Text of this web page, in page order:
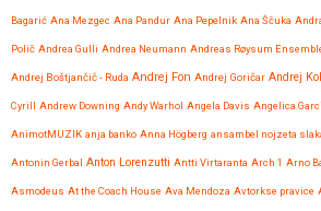
Bagarić Ana Mezgec Ana Pandur Ana Pepelnik Ana Ščuka
Polič Andrea Gulli Andrea Neumann Andreas Røysum
Andrej Boštjančič - Ruda Andrej Fon Andrej Goričar Andrej
Cyrill Andrew Downing Andy Warhol Angela Davis Angelica
AnimotMUZIK anja banko Anna Högberg ansambel nojzeta
Antonin Gerbal Anton Lorenzutti Antti Virtaranta Arch 1 Arno
Asmodeus At the Coach House Ava Mendoza Avtorkse pravice